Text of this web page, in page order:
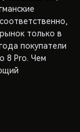
только в
покупатели
8 Pro. Чем